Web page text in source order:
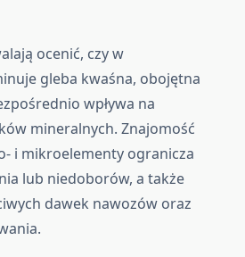
ocenić, czy w
gleba kwaśna, obojętna
wpływa na
mineralnych. Znajomość
i mikroelementy ogranicza
lub niedoborów, a także
dawek nawozów oraz